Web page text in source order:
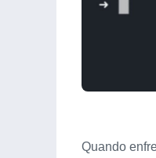
Quando